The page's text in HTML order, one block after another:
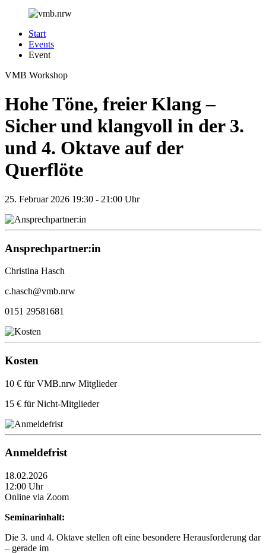
Start
Events
Event
VMB Workshop
Hohe Töne, freier Klang –
Sicher und klangvoll in der 3.
und 4. Oktave auf der
Querflöte
25. Februar 2026 19:30 - 21:00 Uhr
Ansprechpartner:in
Christina Hasch
c.hasch@vmb.nrw
0151 29581681
Kosten
10 € für VMB.nrw Mitglieder
15 € für Nicht-Mitglieder
Anmeldefrist
18.02.2026
12:00 Uhr
Online via Zoom
Seminarinhalt:
Die 3. und 4. Oktave stellen oft eine besondere Herausforderung dar
– gerade im